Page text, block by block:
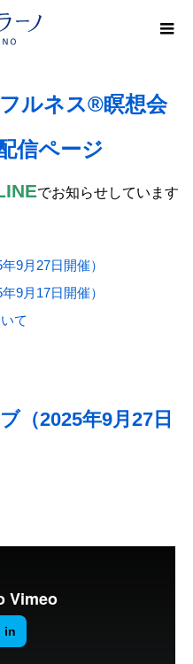
ルネス®瞑想会
信ページ
でお知らせしています
9月27日開催）
9月17日開催）
て
（2025年9月27日